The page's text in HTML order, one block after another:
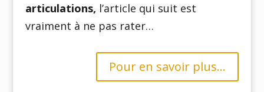
articulations, l’article qui suit est
vraiment à ne pas rater…
Pour en savoir plus...